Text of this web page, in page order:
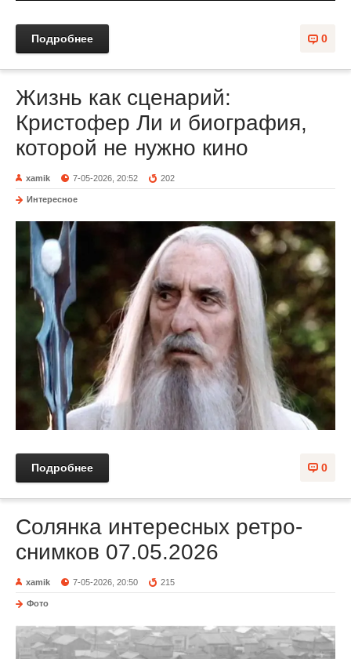
0
Подробнее
Жизнь как сценарий:
Кристофер Ли и биография,
которой не нужно кино
xamik 7-05-2026, 20:52 202
Интересное
0
Подробнее
Солянка интересных ретро-
снимков 07.05.2026
xamik 7-05-2026, 20:50 215
Фото